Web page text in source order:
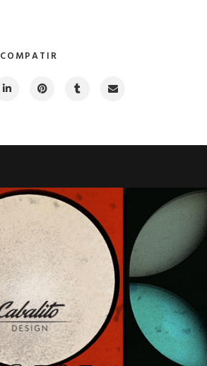
COMPATIR